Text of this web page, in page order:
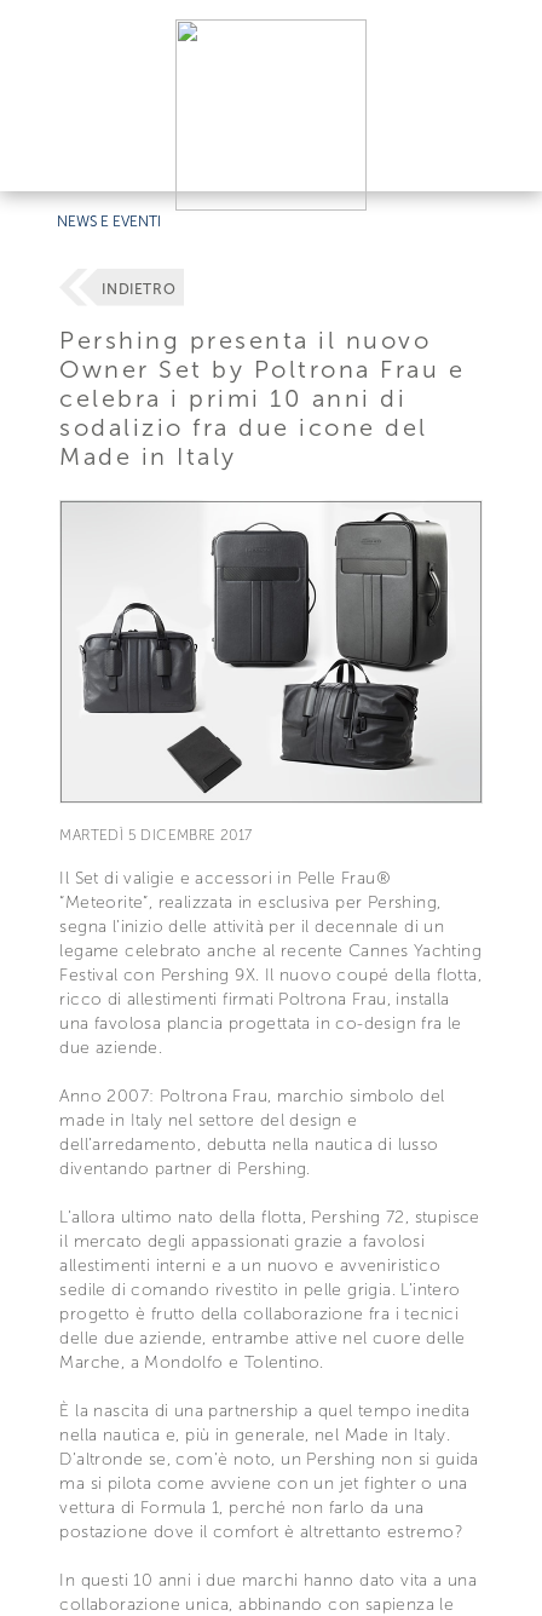
NEWS E EVENTI
INDIETRO
Pershing presenta il nuovo
Owner Set by Poltrona Frau e
celebra i primi 10 anni di
sodalizio fra due icone del
Made in Italy
MARTEDÌ 5 DICEMBRE 2017
Il Set di valigie e accessori in Pelle Frau®
“Meteorite”, realizzata in esclusiva per Pershing,
segna l’inizio delle attività per il decennale di un
legame celebrato anche al recente Cannes Yachting
Festival con Pershing 9X. Il nuovo coupé della flotta,
ricco di allestimenti firmati Poltrona Frau, installa
una favolosa plancia progettata in co-design fra le
due aziende.
Anno 2007: Poltrona Frau, marchio simbolo del
made in Italy nel settore del design e
dell’arredamento, debutta nella nautica di lusso
diventando partner di Pershing.
L’allora ultimo nato della flotta, Pershing 72, stupisce
il mercato degli appassionati grazie a favolosi
allestimenti interni e a un nuovo e avveniristico
sedile di comando rivestito in pelle grigia. L’intero
progetto è frutto della collaborazione fra i tecnici
delle due aziende, entrambe attive nel cuore delle
Marche, a Mondolfo e Tolentino.
È la nascita di una partnership a quel tempo inedita
nella nautica e, più in generale, nel Made in Italy.
D’altronde se, com’è noto, un Pershing non si guida
ma si pilota come avviene con un jet fighter o una
vettura di Formula 1, perché non farlo da una
postazione dove il comfort è altrettanto estremo?
In questi 10 anni i due marchi hanno dato vita a una
collaborazione unica, abbinando con sapienza le